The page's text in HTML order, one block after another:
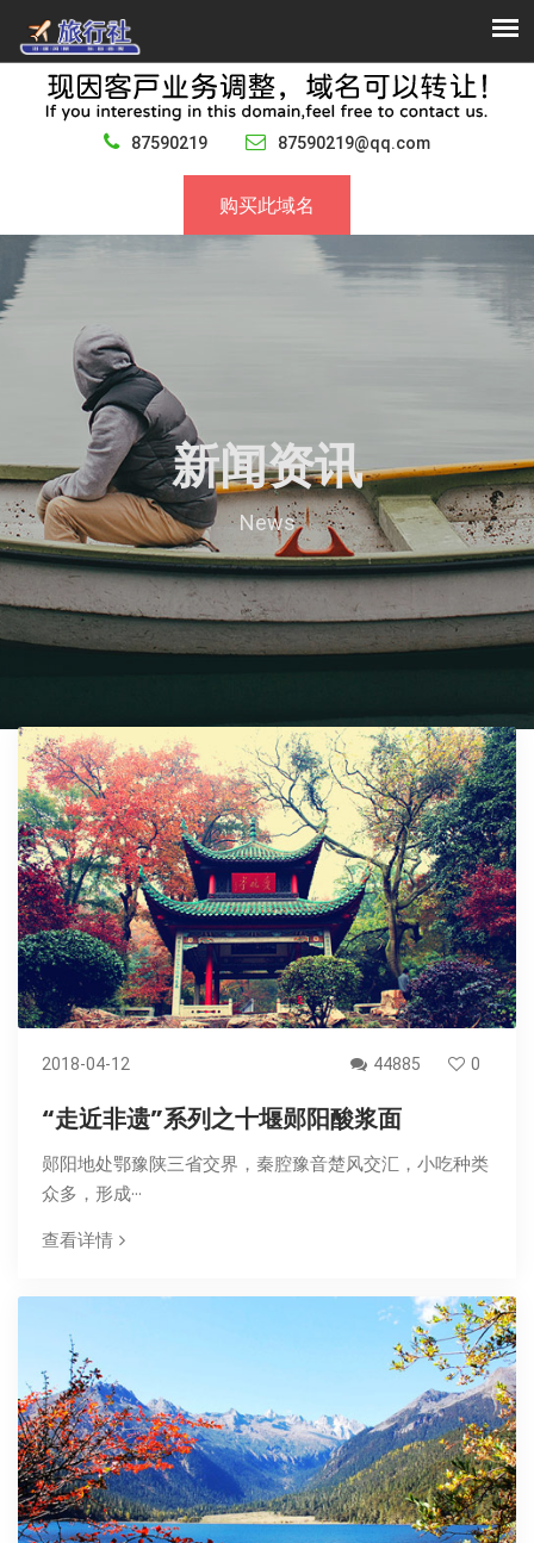
87590219 87590219@qq.com
购买此域名
新闻资讯
News
2018-04-12 44885 0
“走近非遗”系列之十堰郧阳酸浆面
郧阳地处鄂豫陕三省交界，秦腔豫音楚风交汇，小吃种类
众多，形成···
查看详情